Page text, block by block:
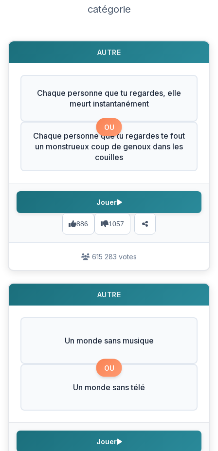
catégorie
AUTRE
Chaque personne que tu regardes, elle
meurt instantanément
OU
Chaque personne que tu regardes te fout
un monstrueux coup de genoux dans les
couilles
886 1057
Jouer
615 283 votes
AUTRE
Un monde sans musique
OU
Un monde sans télé
Jouer